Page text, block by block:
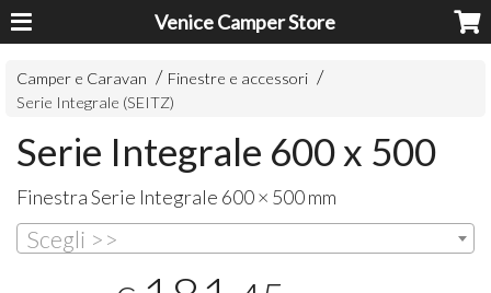
Venice Camper Store
Camper e Caravan
Finestre e accessori
Serie Integrale (SEITZ)
Serie Integrale 600 x 500
Finestra Serie Integrale 600 × 500 mm
Scegli >>